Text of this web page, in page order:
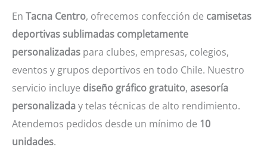
En Tacna Centro, ofrecemos confección de camisetas
deportivas sublimadas completamente
personalizadas para clubes, empresas, colegios,
eventos y grupos deportivos en todo Chile. Nuestro
servicio incluye diseño gráfico gratuito, asesoría
personalizaday telas técnicas de alto rendimiento.
Atendemos pedidos desde un mínimo de 10
unidades.